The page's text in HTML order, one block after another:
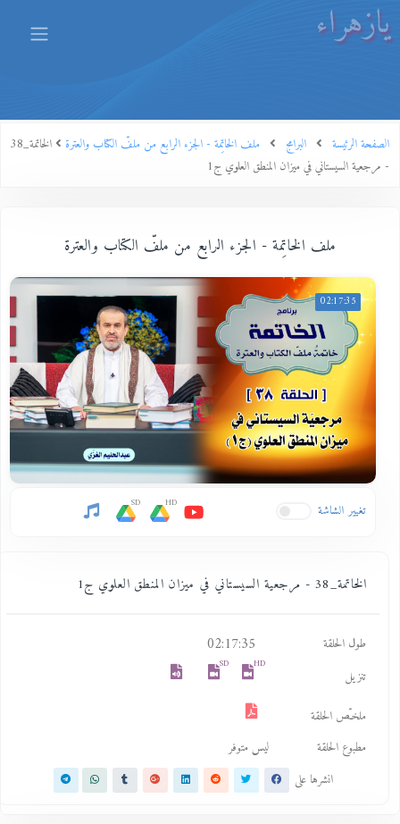
يازهراء
الصفحة الرئيسة البرامج ملف الخاتِمة - الجزء الرابع من ملفّ الكتاب والعترة
الخاتمة_38
- مرجعية السيستاني في ميزان المنطق العلوي ج1
ملف الخاتِمة - الجزء الرابع من ملفّ الكتاب والعترة
02:17:35
تغيير الشاشة HD
SD
الخاتمة_38 - مرجعية السيستاني في ميزان المنطق العلوي ج1
طول الحلقة 02:17:35
تنزيل
HD
SD
ملخـّص الحلقة
مطبوع الحلقة
ليس متوفر
انشرها على